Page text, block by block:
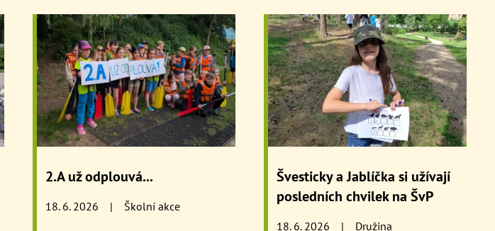
2.A už odplouvá...
18. 6. 2026 | Školní akce
Švesticky a Jablíčka si užívají
posledních chvilek na ŠvP
18. 6. 2026 | Družina